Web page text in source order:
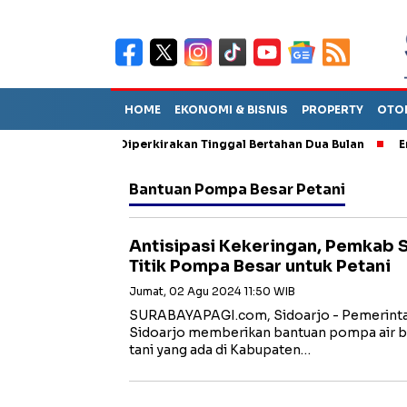
HOME EKONOMI & BISNIS PROPERTY
Sebut TPA Diperkirakan Tinggal Bertahan Dua Bulan
Bantuan Pompa Besar Petani
Antisipasi Kekeringan, Pemkab
Titik Pompa Besar untuk Petani
Jumat, 02 Agu 2024 11:50 WIB
SURABAYAPAGI.com, Sidoarjo -
Sidoarjo memberikan bantuan pompa air
tani yang ada di Kabupaten…